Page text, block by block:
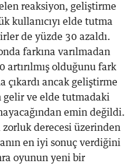
reaksiyon, geliştirme
kullanıcıyı elde tutma
de yüzde 30 azaldı.
farkına varılmadan
olduğunu fark
çıkardı ancak geliştirme
ve elde tutmadaki
emin değildi.
derecesi üzerinden
en iyi sonuç verdiğini
oyunun yeni bir